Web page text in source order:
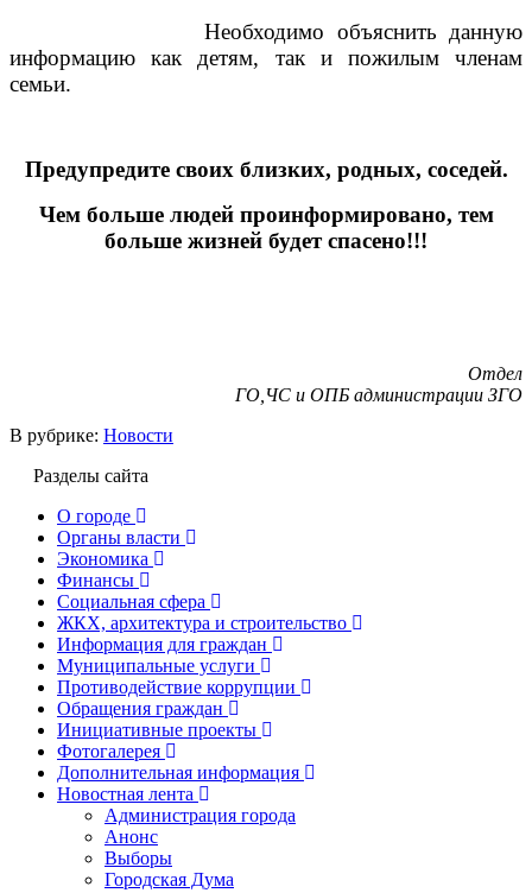
Необходимо объяснить данную
информацию как детям, так и пожилым членам
семьи.
Предупредите своих близких, родных, соседей.
Чем больше людей проинформировано, тем
больше жизней будет спасено!!!
Отдел
ГО,ЧС и ОПБ администрации ЗГО
В рубрике: Новости
Разделы сайта
О городе
Органы власти
Экономика
Финансы
Социальная сфера
ЖКХ, архитектура и строительство
Информация для граждан
Муниципальные услуги
Противодействие коррупции
Обращения граждан
Инициативные проекты
Фотогалерея
Дополнительная информация
Новостная лента
Администрация города
Анонс
Выборы
Городская Дума